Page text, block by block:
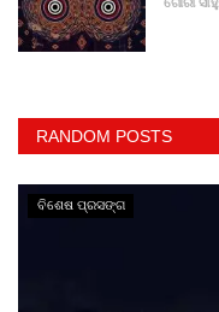
RANDOM POSTS
ବିଶେଷ ପ୍ରସଙ୍ଗ